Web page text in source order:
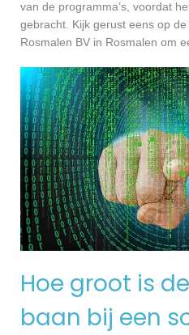
van de programma’s, voordat
gebracht. Kijk gerust eens op
Rosmalen BV in Rosmalen om
Hoe groot is
baan bij een